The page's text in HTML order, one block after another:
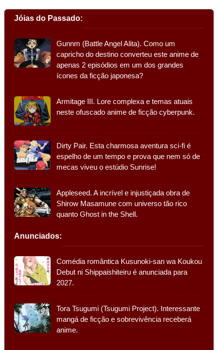
Jóias do Passado:
Gunnm (Battle Angel Alita). Como um
capricho do destino converteu este anime de
apenas 2 episódios em um dos grandes
ícones da ficção japonesa?
Armitage III. Lore complexa e temas atuais
neste ofuscado anime de ficção cyberpunk.
Dirty Pair. Esta charmosa aventura sci-fi é
espelho de um tempo e prova que nem só de
mecas viveu o estúdio Sunrise!
Appleseed. A incrível e injustiçada obra de
Shirow Masamune com universo tão rico
quanto Ghost in the Shell.
Anunciados:
Comédia romântica Kusunoki-san wa Koukou
Debut ni Shippaishiteiru é anunciada para
2027.
Tora Tsugumi (Tsugumi Project). Interessante
mangá de ficção e sobrevivência receberá
anime.